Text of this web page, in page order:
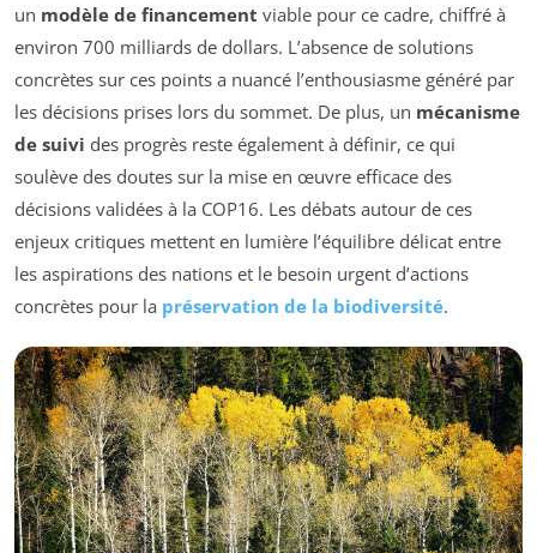
un modèle de financement viable pour ce cadre, chiffré à
environ 700 milliards de dollars. L’absence de solutions
concrètes sur ces points a nuancé l’enthousiasme généré par
les décisions prises lors du sommet. De plus, un mécanisme
de suivi des progrès reste également à définir, ce qui
soulève des doutes sur la mise en œuvre efficace des
décisions validées à la COP16. Les débats autour de ces
enjeux critiques mettent en lumière l’équilibre délicat entre
les aspirations des nations et le besoin urgent d’actions
concrètes pour la préservation de la biodiversité.